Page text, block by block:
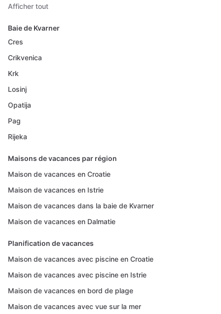
Afficher tout
Baie de Kvarner
Cres
Crikvenica
Krk
Losinj
Opatija
Pag
Rijeka
Maisons de vacances par région
Maison de vacances en Croatie
Maison de vacances en Istrie
Maison de vacances dans la baie de Kvarner
Maison de vacances en Dalmatie
Planification de vacances
Maison de vacances avec piscine en Croatie
Maison de vacances avec piscine en Istrie
Maison de vacances en bord de plage
Maison de vacances avec vue sur la mer